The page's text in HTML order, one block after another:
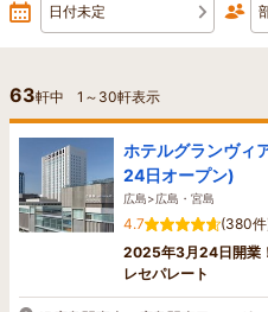
日付未定
63軒中 1 ～ 30軒表示
ホテルグランヴィ
24日オープン)
広島>広島・宮島
4.7
(380
2025年3月24日開業
レセパレート